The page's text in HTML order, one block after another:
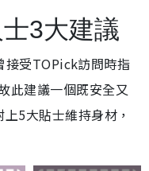
3大建議
接受TOPick訪問時指
此建議一個既安全又
5大貼士維持身材，